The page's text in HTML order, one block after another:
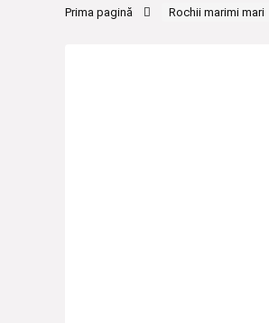
Prima pagină Rochii marimi mari